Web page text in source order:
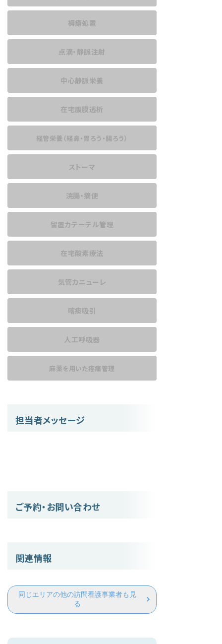
褥瘡処置
点滴・静脈注射
中心静脈栄養
在宅腹膜透析
経管栄養 （経鼻・胃ろう・腸ろう）
ストーマ
浣腸・摘便
留置カテーテル管理
在宅酸素療法
気管カニューレ
喀痰吸引
人工呼吸器
麻薬を用いた疼痛管理
担当者メッセージ
ご予約・お問い合わせ
関連情報
同じエリアの他の訪問看護事業者も見
る